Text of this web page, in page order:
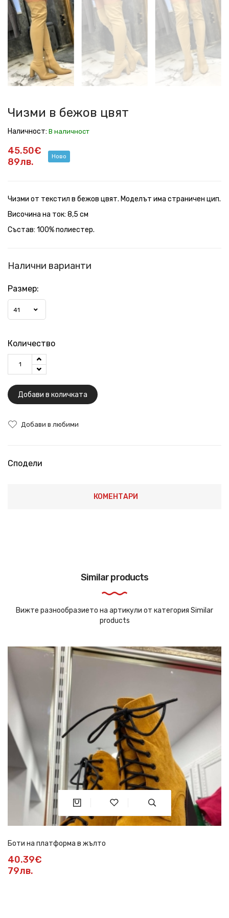
в
бежов
цвят
в
бежов
цвят
в
бежов
цвят
в
бежов
цвят
в
бежов
цвят
Чизми в бежов цвят
Наличност: В наличност
45.50€
89лв.
Ново
Чизми от текстил в бежов цвят. Моделът има страничен цип.
Височина на ток: 8,5 см
Състав: 100% полиестер.
Налични варианти
Размер:
41
Количество
Добави в количката
Добави в любими
Сподели
КОМЕНТАРИ
Similar products
Вижте разнообразието на артикули от категория Similar
products
Боти на платформа в жълто
40.39€
79лв.